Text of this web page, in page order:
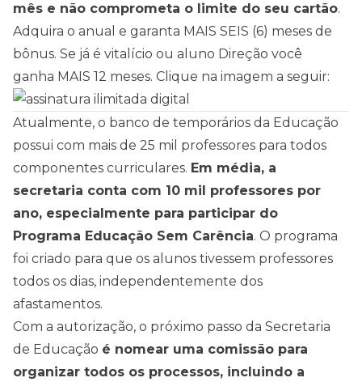
mês e não comprometa o limite do seu cartão.
Adquira o anual e garanta MAIS SEIS (6) meses de
bônus. Se já é vitalício ou aluno Direção você
ganha MAIS 12 meses. Clique na imagem a seguir:
Atualmente, o banco de temporários da Educação
possui com mais de 25 mil professores para todos
componentes curriculares. Em média, a
secretaria conta com 10 mil professores por
ano, especialmente para participar do
Programa Educação Sem Carência. O programa
foi criado para que os alunos tivessem professores
todos os dias, independentemente dos
afastamentos.
Com a autorização, o próximo passo da Secretaria
de Educação é nomear uma comissão para
organizar todos os processos, incluindo a